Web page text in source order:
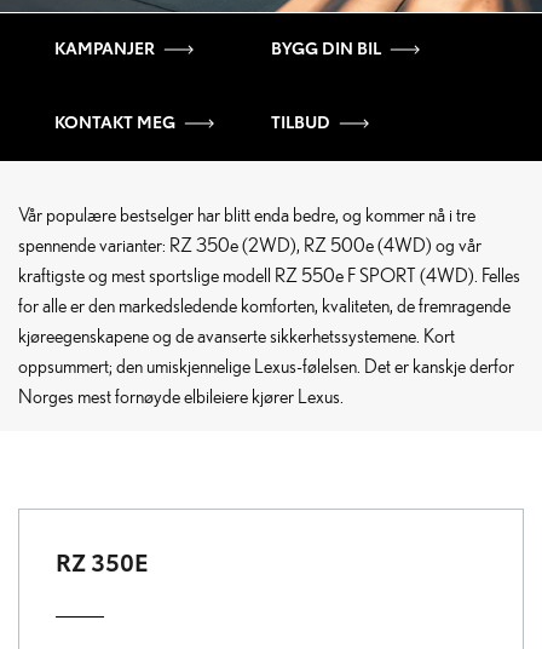
580 975,-
KAMPANJER BYGG DIN BIL
KONTAKT MEG TILBUD
Vår populære bestselger har blitt enda bedre, og kommer nå i tre
spennende varianter: RZ 350e (2WD), RZ 500e (4WD) og vår
kraftigste og mest sportslige modell RZ 550e F SPORT (4WD). Felles
for alle er den markedsledende komforten, kvaliteten, de fremragende
kjøreegenskapene og de avanserte sikkerhetssystemene. Kort
oppsummert; den umiskjennelige Lexus-følelsen. Det er kanskje derfor
Norges mest fornøyde elbileiere kjører Lexus.
RZ 350E